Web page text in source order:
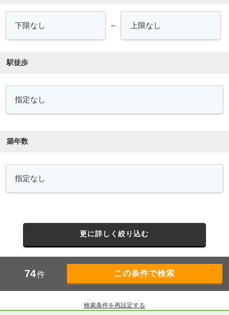
～
駅徒歩
築年数
更に詳しく絞り込む
74件
検索条件を再設定する